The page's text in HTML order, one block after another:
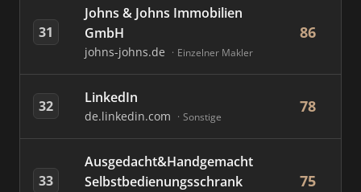
31
Johns & Johns Immobilien
GmbH
johns-johns.de Einzelner Makler
86
32 LinkedIn
de.linkedin.com Sonstige
78
33
Ausgedacht&Handgemacht
Selbstbedienungsschrank
75